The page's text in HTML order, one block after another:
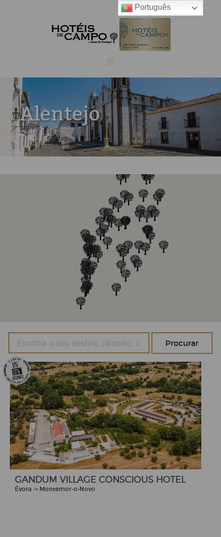
Alentejo
GANDUM VILLAGE CONSCIOUS HOTEL
Évora -> Montemor-o-Novo
Português